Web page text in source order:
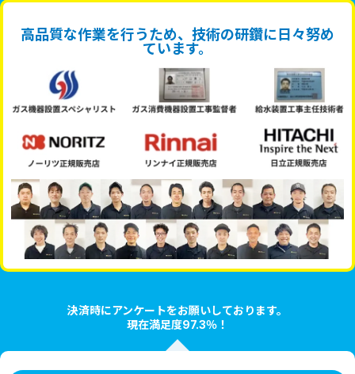
高品質な作業を行うため、技術の研鑽に日々努め
ています。
決済時にアンケートをお願いしております。
現在満足度97.3％！